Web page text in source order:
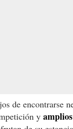
de encontrarse
y